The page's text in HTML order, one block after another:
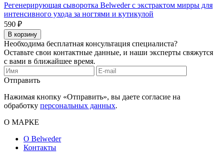
Регенерирующая сыворотка Belweder с экстрактом мирры для
интенсивного ухода за ногтями и кутикулой
590 ₽
В корзину
Необходима бесплатная консультация специалиста?
Оставьте свои контактные данные, и наши эксперты свяжутся
с вами в ближайшее время.
Отправить
Нажимая кнопку «Отправить», вы даете согласие на
обработку персональных данных.
О МАРКЕ
О Belweder
Контакты